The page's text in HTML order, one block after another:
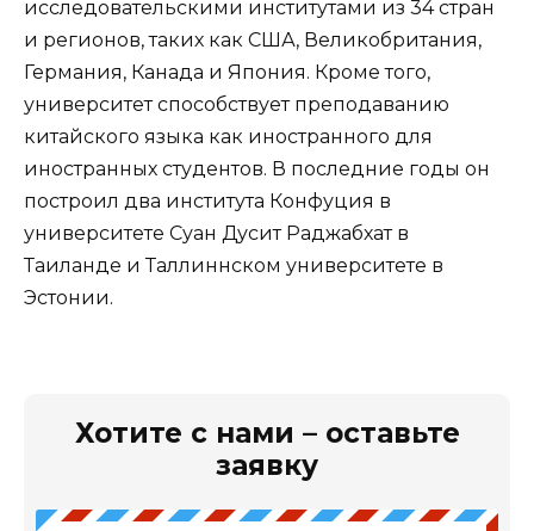
исследовательскими институтами из 34 стран
и регионов, таких как США, Великобритания,
Германия, Канада и Япония. Кроме того,
университет способствует преподаванию
китайского языка как иностранного для
иностранных студентов. В последние годы он
построил два института Конфуция в
университете Суан Дусит Раджабхат в
Таиланде и Таллиннском университете в
Эстонии.
Хотите с нами – оставьте
заявку